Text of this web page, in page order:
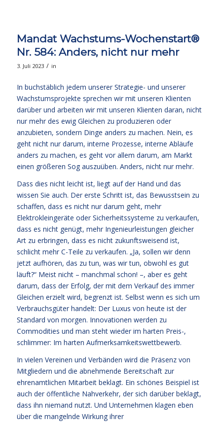
Mandat Wachstums-Wochenstart®
Nr. 584: Anders, nicht nur mehr
3. Juli 2023 / in
In buchstäblich jedem unserer Strategie- und unserer
Wachstumsprojekte sprechen wir mit unseren Klienten
darüber und arbeiten wir mit unseren Klienten daran, nicht
nur mehr des ewig Gleichen zu produzieren oder
anzubieten, sondern Dinge anders zu machen. Nein, es
geht nicht nur darum, interne Prozesse, interne Abläufe
anders zu machen, es geht vor allem darum, am Markt
einen größeren Sog auszuüben. Anders, nicht nur mehr.
Dass dies nicht leicht ist, liegt auf der Hand und das
wissen Sie auch. Der erste Schritt ist, das Bewusstsein zu
schaffen, dass es nicht nur darum geht, mehr
Elektrokleingeräte oder Sicherheitssysteme zu verkaufen,
dass es nicht genügt, mehr Ingenieurleistungen gleicher
Art zu erbringen, dass es nicht zukunftsweisend ist,
schlicht mehr C-Teile zu verkaufen. „Ja, sollen wir denn
jetzt aufhören, das zu tun, was wir tun, obwohl es gut
läuft?“ Meist nicht – manchmal schon! –, aber es geht
darum, dass der Erfolg, der mit dem Verkauf des immer
Gleichen erzielt wird, begrenzt ist. Selbst wenn es sich um
Verbrauchsgüter handelt: Der Luxus von heute ist der
Standard von morgen. Innovationen werden zu
Commodities und man steht wieder im harten Preis-,
schlimmer: Im harten Aufmerksamkeitswettbewerb.
In vielen Vereinen und Verbänden wird die Präsenz von
Mitgliedern und die abnehmende Bereitschaft zur
ehrenamtlichen Mitarbeit beklagt. Ein schönes Beispiel ist
auch der öffentliche Nahverkehr, der sich darüber beklagt,
dass ihn niemand nutzt. Und Unternehmen klagen eben
über die mangelnde Wirkung ihrer